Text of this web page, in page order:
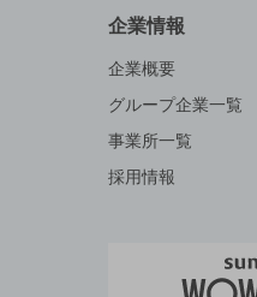
企業情報
企業概要
グループ企業一覧
事業所一覧
採用情報